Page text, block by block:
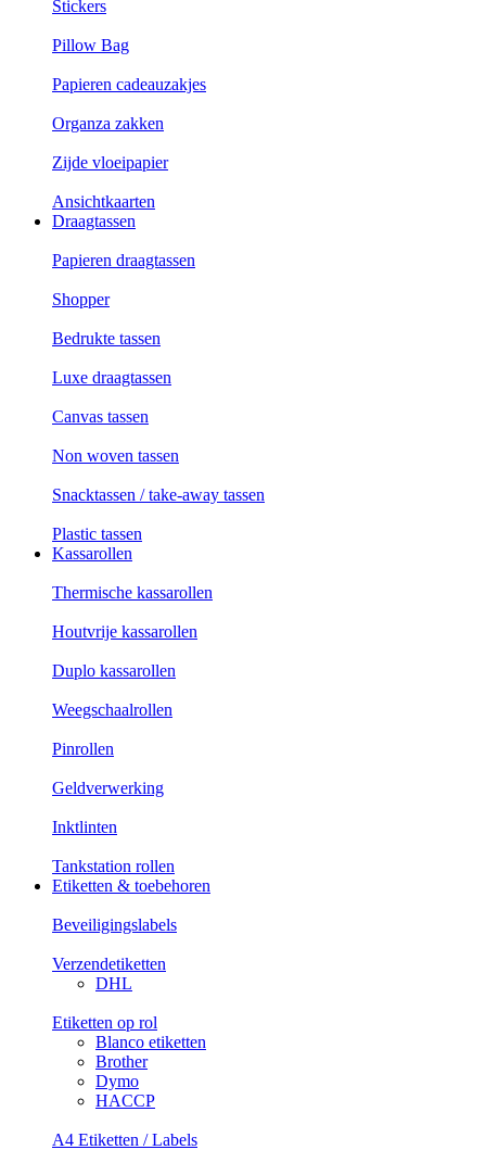
Stickers
Pillow Bag
Papieren cadeauzakjes
Organza zakken
Zijde vloeipapier
Ansichtkaarten
Draagtassen
Papieren draagtassen
Shopper
Bedrukte tassen
Luxe draagtassen
Canvas tassen
Non woven tassen
Snacktassen / take-away tassen
Plastic tassen
Kassarollen
Thermische kassarollen
Houtvrije kassarollen
Duplo kassarollen
Weegschaalrollen
Pinrollen
Geldverwerking
Inktlinten
Tankstation rollen
Etiketten & toebehoren
Beveiligingslabels
Verzendetiketten
DHL
Etiketten op rol
Blanco etiketten
Brother
Dymo
HACCP
A4 Etiketten / Labels